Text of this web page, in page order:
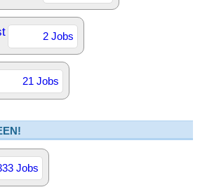
2 Jobs
21 Jobs
Jobs